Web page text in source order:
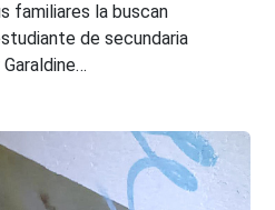
familiares la buscan
de secundaria